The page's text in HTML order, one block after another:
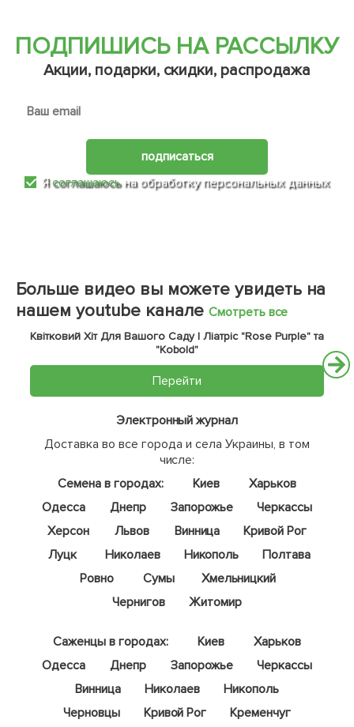
ПОДПИШИСЬ НА РАССЫЛКУ
Акции, подарки, скидки, распродажа
подписаться
Ясоглашаюсьна обработку персональных данных
Больше видео вы можете увидеть на
нашем youtube канале Смотреть все
Квітковий Хіт Для Вашого Саду | Ліатріс "Rose Purple" та
"Kobold"
Перейти
Электронный журнал
Доставка во все города и села Украины, в том
числе:
Семена в городах:
Киев
Харьков
Одесса
Днепр Запорожье
Черкассы
Херсон
Львов Винница
Кривой Рог
Луцк
Николаев Никополь
Полтава
Ровно
Сумы
Хмельницкий
Чернигов
Житомир
Саженцы в городах: Киев
Харьков
Одесса
Днепр Запорожье
Черкассы
Винница
Николаев
Никополь
Черновцы
Кривой Рог
Кременчуг